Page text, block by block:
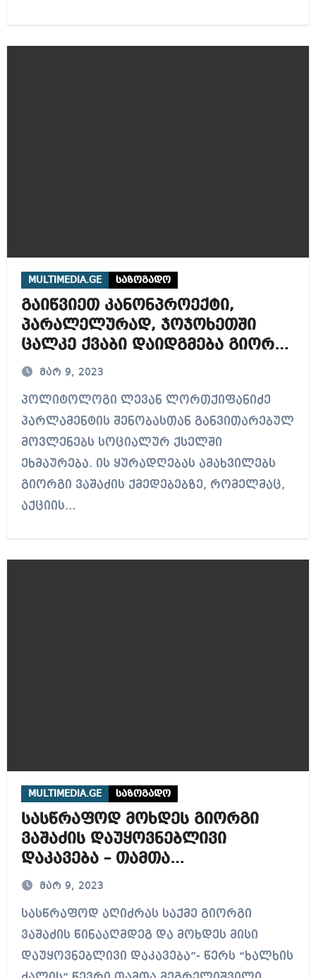
MULTIMEDIA.GE საზოგადო
გაიწვიეთ კანონპროექტი,
პარალელურად, ჯოჯოხეთში
ცალკე ქვაბი დაიდგმება გიორგი
ვაშაძისთვის – ლევან
მარ 9, 2023
პოლიტოლოგი ლევან ლორთქიფანიძე
პარლამენტის შენობასთან განვითარებულ
მოვლენებს სოციალურ ქსელში
ეხმაურება. ის ყურადღებას ამახვილებს
გიორგი ვაშაძის ქმედებებზე, რომელმაც,
აქციის…
MULTIMEDIA.GE საზოგადო
სასწრაფოდ მოხდეს გიორგი
ვაშაძის დაუყოვნებლივი
დაკავება – თამთა
მეგრელიშვილი
მარ 9, 2023
სასწრაფოდ აღიძრას საქმე გიორგი
ვაშაძის წინააღმდეგ და მოხდეს მისი
დაუყოვნებლივი დაკავება”- წერს “ხალხის